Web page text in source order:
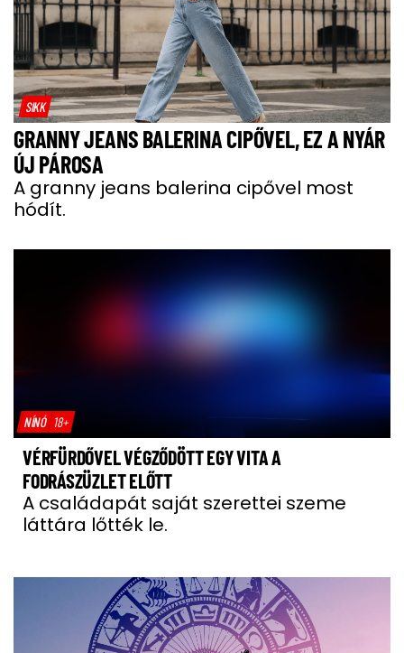
SIKK
GRANNY JEANS BALERINA CIPŐVEL, EZ A NYÁR
ÚJ PÁROSA
A granny jeans balerina cipővel most
hódít.
NÍNÓ 18+
VÉRFÜRDŐVEL VÉGZŐDÖTT EGY VITA A
FODRÁSZÜZLET ELŐTT
A családapát saját szerettei szeme
láttára lőtték le.